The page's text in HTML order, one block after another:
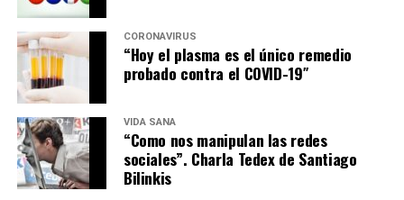
CORONAVIRUS
“Hoy el plasma es el único remedio
probado contra el COVID-19″
VIDA SANA
“Como nos manipulan las redes
sociales”. Charla Tedex de Santiago
Bilinkis